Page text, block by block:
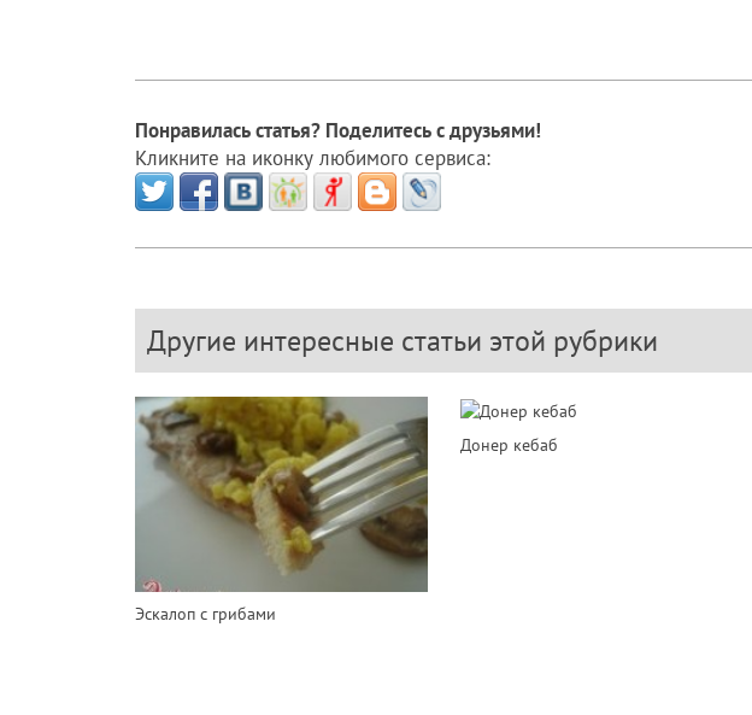
Понравилась статья? Поделитесь с друзьями!
Кликните на иконку любимого сервиса:
Другие интересные статьи этой рубрики
Эскалоп с грибами
Донер кебаб